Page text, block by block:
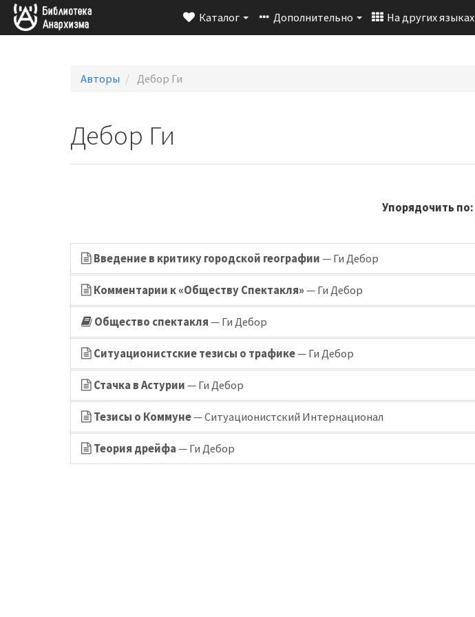
Каталог Дополнительно На других языках
Авторы Дебор Ги
Дебор Ги
Упорядочить по:
Введение в критику городской географии— Ги Дебор
Комментарии к «Обществу Спектакля»— Ги Дебор
Общество спектакля— Ги Дебор
Ситуационистские тезисы о трафике— Ги Дебор
Стачка в Астурии— Ги Дебор
Тезисы о Коммуне— Ситуационистский Интернационал
Теория дрейфа— Ги Дебор